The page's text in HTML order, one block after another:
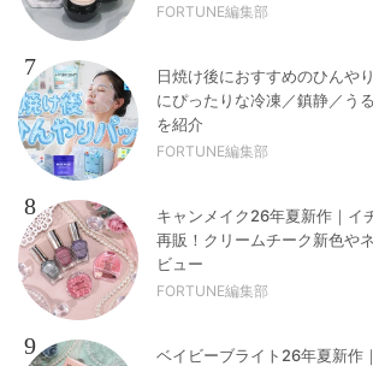
FORTUNE編集部
7
日焼け後におすすめのひんや
にぴったりな冷凍／鎮静／う
を紹介
FORTUNE編集部
8
キャンメイク26年夏新作｜イ
再販！クリームチーク新色や
ビュー
FORTUNE編集部
9
ベイビーブライト26年夏新作